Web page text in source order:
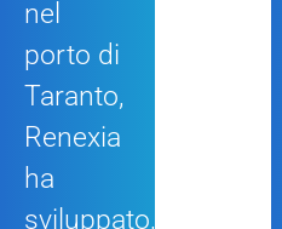
nel
porto di
Taranto,
Renexia
ha
sviluppato,